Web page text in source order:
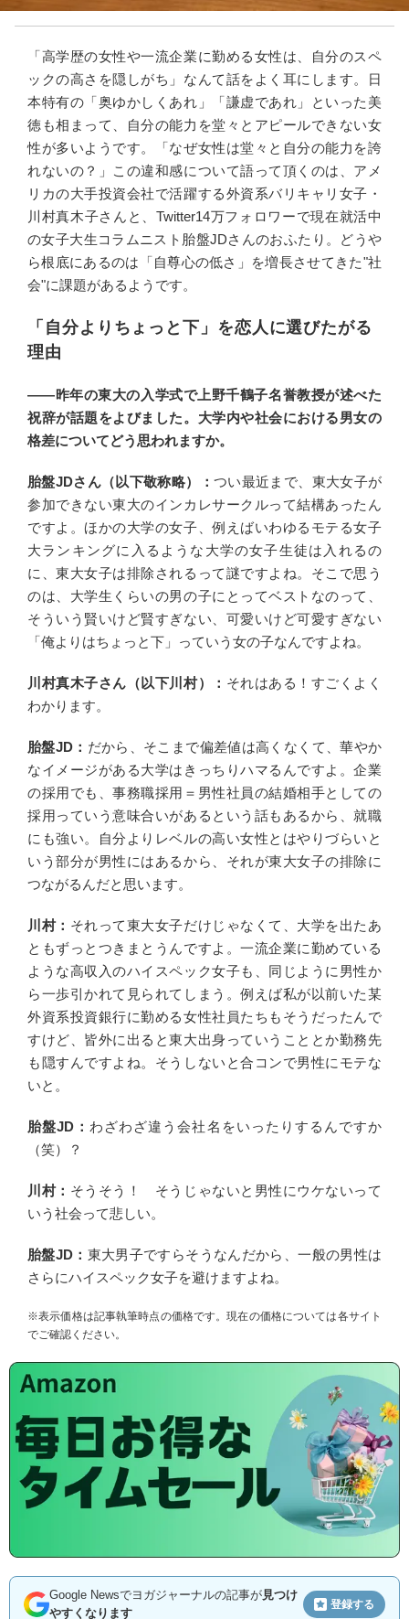
「高学歴の女性や一流企業に勤める女性は、自分のスペ
ックの高さを隠しがち」なんて話をよく耳にします。日
本特有の「奥ゆかしくあれ」「謙虚であれ」といった美
徳も相まって、自分の能力を堂々とアピールできない女
性が多いようです。「なぜ女性は堂々と自分の能力を誇
れないの？」この違和感について語って頂くのは、アメ
リカの大手投資会社で活躍する外資系バリキャリ女子・
川村真木子さんと、Twitter14万フォロワーで現在就活中
の女子大生コラムニスト胎盤JDさんのおふたり。どうや
ら根底にあるのは「自尊心の低さ」を増長させてきた"社
会"に課題があるようです。
「自分よりちょっと下」を恋人に選びたがる
理由
――昨年の東大の入学式で上野千鶴子名誉教授が述べた
祝辞が話題をよびました。大学内や社会における男女の
格差についてどう思われますか。
胎盤JDさん（以下敬称略）： つい最近まで、東大女子が
参加できない東大のインカレサークルって結構あったん
ですよ。ほかの大学の女子、例えばいわゆるモテる女子
大ランキングに入るような大学の女子生徒は入れるの
に、東大女子は排除されるって謎ですよね。そこで思う
のは、大学生くらいの男の子にとってベストなのって、
そういう賢いけど賢すぎない、可愛いけど可愛すぎない
「俺よりはちょっと下」っていう女の子なんですよね。
川村真木子さん（以下川村）： それはある！すごくよく
わかります。
胎盤JD： だから、そこまで偏差値は高くなくて、華やか
なイメージがある大学はきっちりハマるんですよ。企業
の採用でも、事務職採用＝男性社員の結婚相手としての
採用っていう意味合いがあるという話もあるから、就職
にも強い。自分よりレベルの高い女性とはやりづらいと
いう部分が男性にはあるから、それが東大女子の排除に
つながるんだと思います。
川村： それって東大女子だけじゃなくて、大学を出たあ
ともずっとつきまとうんですよ。一流企業に勤めている
ような高収入のハイスペック女子も、同じように男性か
ら一歩引かれて見られてしまう。例えば私が以前いた某
外資系投資銀行に勤める女性社員たちもそうだったんで
すけど、皆外に出ると東大出身っていうこととか勤務先
も隠すんですよね。そうしないと合コンで男性にモテな
いと。
胎盤JD： わざわざ違う会社名をいったりするんですか
（笑）？
川村： そうそう！ そうじゃないと男性にウケないって
いう社会って悲しい。
胎盤JD： 東大男子ですらそうなんだから、一般の男性は
さらにハイスペック女子を避けますよね。
※表示価格は記事執筆時点の価格です。現在の価格については各サイト
でご確認ください。
Google Newsでヨガジャーナルの記事が見つけ
やすくなります
登録する